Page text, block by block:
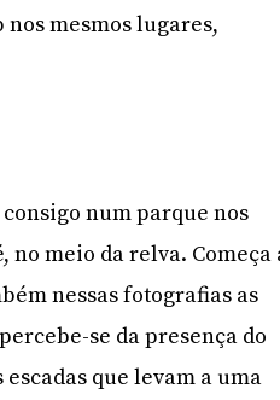
mesmos lugares,
num parque nos
no meio da relva. Começa
nessas fotografias as
se da presença do
que levam a uma